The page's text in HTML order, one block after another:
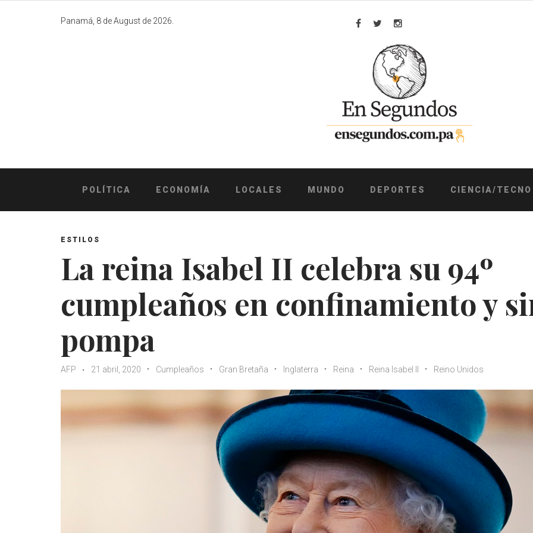
Panamá, 8 de August de 2026.
Facebook
TwitterInstagram
POLÍTICA ECONOMÍA LOCALES MUNDO DEPORTES CIENCIA/TECNO
ESTILOS
La reina Isabel II celebra su 94º
cumpleaños en confinamiento y
pompa
AFP 21 abril, 2020 Cumpleaños Gran Bretaña Inglaterra Reina Reina Isabel II Reino Unidos